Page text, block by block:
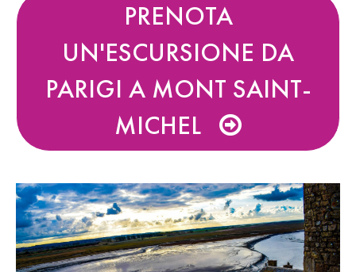
PRENOTA
UN'ESCURSIONE DA
PARIGI A MONT SAINT-
MICHEL